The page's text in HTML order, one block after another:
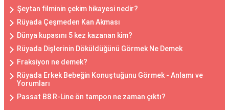
Şeytan filminin çekim hikayesi nedir?
Rüyada Çeşmeden Kan Akması
Dünya kupasını 5 kez kazanan kim?
Rüyada Dişlerinin Döküldüğünü Görmek Ne Demek
Fraksiyon ne demek?
Rüyada Erkek Bebeğin Konuştuğunu Görmek - Anlamı ve
Yorumları
Passat B8 R-Line ön tampon ne zaman çıktı?